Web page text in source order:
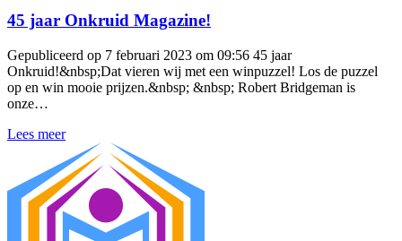
45 jaar Onkruid Magazine!
Gepubliceerd op 7 februari 2023 om 09:56 45 jaar
Onkruid!&nbsp;Dat vieren wij met een winpuzzel! Los de puzzel
op en win mooie prijzen.&nbsp; &nbsp; Robert Bridgeman is
onze…
Lees meer